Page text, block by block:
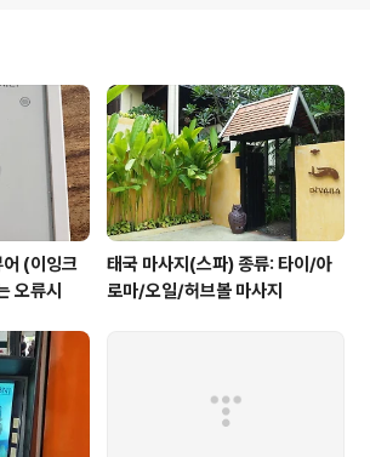
같다.입니다. 제가 느끼기에
성페이 연계해서 편안하게 쓸
지어 1% 적립도 됩니다. 100원
면에서 보면 페이코체크카드는
체크카드는 1% 적립입니다.
로 혜택에..
(이잉크
오류시
태국 마사지(스파) 종류: 타이/아
로마/오일/허브볼 마사지